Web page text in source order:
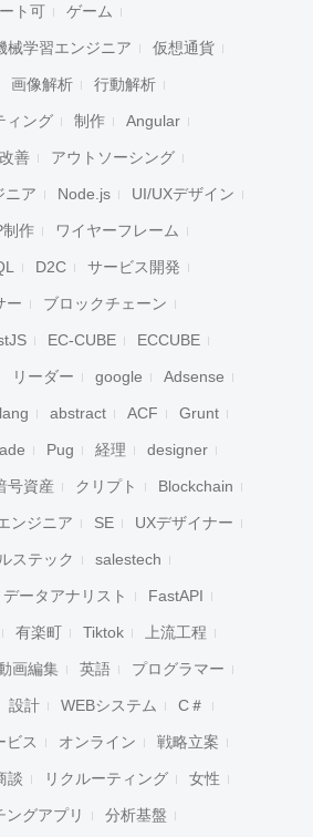
ト可 ゲーム
械学習エンジニア 仮想通貨
画像解析 行動解析
ィング 制作 Angular
善 アウトソーシング
ニア Node.js UI/UXデザイン
制作 ワイヤーフレーム
D2C サービス開発
ー ブロックチェーン
EC-CUBE ECCUBE
リーダー google Adsense
abstract ACF Grunt
Pug 経理 designer
号資産 クリプト Blockchain
ンジニア SE UXデザイナー
ステック salestech
データアナリスト FastAPI
有楽町 Tiktok 上流工程
画編集 英語 プログラマー
設計 WEBシステム C＃
ビス オンライン 戦略立案
談 リクルーティング 女性
ングアプリ 分析基盤